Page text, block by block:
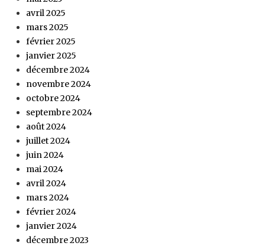
avril 2025
mars 2025
février 2025
janvier 2025
décembre 2024
novembre 2024
octobre 2024
septembre 2024
août 2024
juillet 2024
juin 2024
mai 2024
avril 2024
mars 2024
février 2024
janvier 2024
décembre 2023